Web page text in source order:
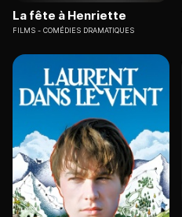
La fête à Henriette
FILMS COMÉDIES DRAMATIQUES